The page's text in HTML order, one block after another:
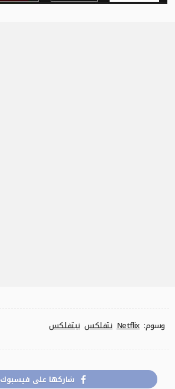
وسوم: Netflix نتفلكس نيتفلكس
شاركها على فيسبوك